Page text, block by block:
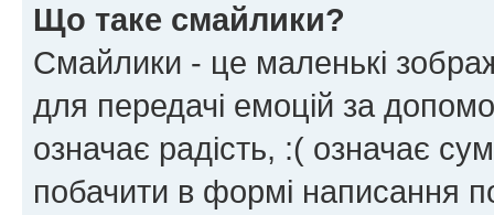
Що таке смайлики?
Смайлики - це маленькі
для передачі емоцій за
означає радість, :( означає
побачити в формі написання